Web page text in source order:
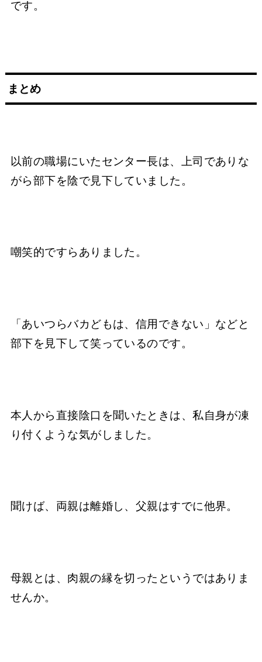
です。
まとめ
以前の職場にいたセンター長は、上司でありな
がら部下を陰で見下していました。
嘲笑的ですらありました。
「あいつらバカどもは、信用できない」などと
部下を見下して笑っているのです。
本人から直接陰口を聞いたときは、私自身が凍
り付くような気がしました。
聞けば、両親は離婚し、父親はすでに他界。
母親とは、肉親の縁を切ったというではありま
せんか。